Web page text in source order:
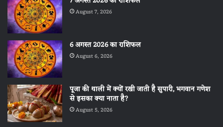
August 7, 2026
6 अगस्त 2026 का राशिफल
August 6, 2026
पूजा की थाली में क्यों रखी जाती है सुपारी, भगवान गणेश
से इसका क्या नाता है?
August 5, 2026